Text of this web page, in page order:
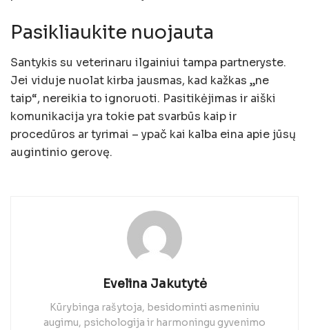
Pasikliaukite nuojauta
Santykis su veterinaru ilgainiui tampa partneryste.
Jei viduje nuolat kirba jausmas, kad kažkas „ne
taip“, nereikia to ignoruoti. Pasitikėjimas ir aiški
komunikacija yra tokie pat svarbūs kaip ir
procedūros ar tyrimai – ypač kai kalba eina apie jūsų
augintinio gerovę.
Evelina Jakutytė
Kūrybinga rašytoja, besidominti asmeniniu
augimu, psichologija ir harmoningu gyvenimo